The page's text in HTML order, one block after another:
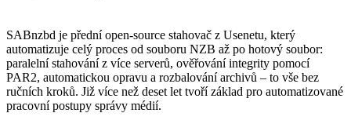
SABnzbd je přední open-source stahovač z Usenetu, který
automatizuje celý proces od souboru NZB až po hotový soubor:
paralelní stahování z více serverů, ověřování integrity pomocí
PAR2, automatickou opravu a rozbalování archivů – to vše bez
ručních kroků. Již více než deset let tvoří základ pro automatizované
pracovní postupy správy médií.